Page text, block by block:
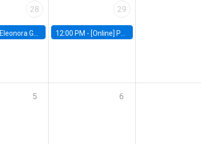
28
Eleonora Guarnieri, Exeter University
29
12:00 PM - [Online] Pablo Slutzky, University of Maryland
5 6